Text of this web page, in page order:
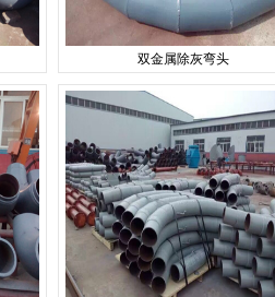
双金属除灰弯头